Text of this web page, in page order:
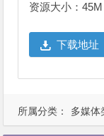
资源大小：45M
下载地址
所属分类： 多媒体